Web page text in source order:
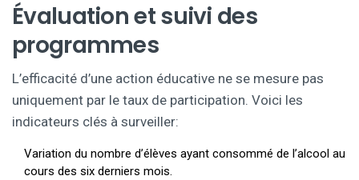
Évaluation et suivi des
programmes
L’efficacité d’une action éducative ne se mesure pas
uniquement par le taux de participation. Voici les
indicateurs clés à surveiller:
Variation du nombre d’élèves ayant consommé de l’alcool au
cours des six derniers mois.